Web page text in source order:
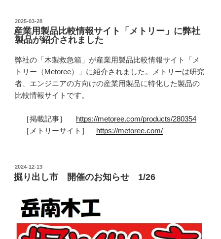
投
稿
日:
2025-03-28
産業用製品比較情報サイト「メトリー」に弊社
製品が紹介されました
弊社の「木製救急箱」が産業用製品比較情報サイト「メ
トリー（Metoree）」に紹介されました。メトリーは研究
者、エンジニアの方向けの産業用製品に特化した製品の
比較情報サイトです。
［掲載記事］ https://metoree.com/products/280354
［メトリーサイト］ https://metoree.com/
投
稿
2024-12-13
掘り出し市 開催のお知らせ 1/26